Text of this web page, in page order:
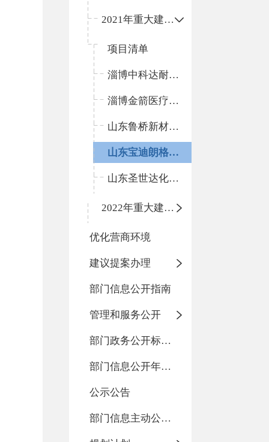
2021年重大建设项目信息
项目清单
淄博中科达耐火材料有限公司智能化生产车间提升改造项目
淄博金箭医疗器械有限公司内镜清洗工作站生产项目
山东鲁桥新材料股份有限公司新型节能耐火材料智能化生产线项目
山东宝迪朗格健身器材有限公司史密斯综合训练器扩产项目
山东圣世达化工有限责任公司民用爆破器材生产线技改及信息化项目
2022年重大建设项目信息
优化营商环境
建议提案办理
部门信息公开指南
管理和服务公开
部门政务公开标准化目录
部门信息公开年度报告
公示公告
部门信息主动公开基本目录